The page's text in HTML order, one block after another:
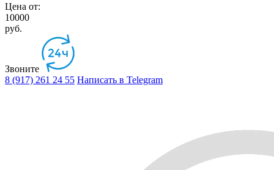
Цена от:
10000
руб.
Звоните
8 (917) 261 24 55 Написать в Telegram